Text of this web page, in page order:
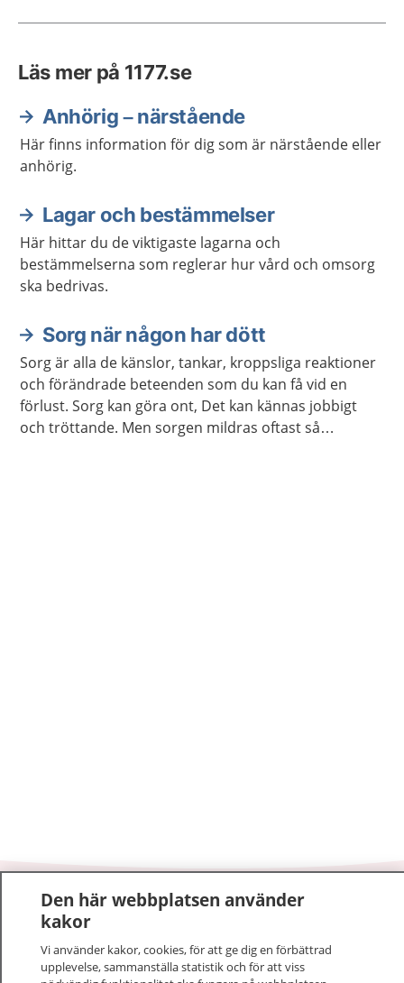
Läs mer på 1177.se
Anhörig – närstående
Här finns information för dig som är närstående eller
anhörig.
Lagar och bestämmelser
Här hittar du de viktigaste lagarna och
bestämmelserna som reglerar hur vård och omsorg
ska bedrivas.
Sorg när någon har dött
Sorg är alla de känslor, tankar, kroppsliga reaktioner
och förändrade beteenden som du kan få vid en
förlust. Sorg kan göra ont, Det kan kännas jobbigt
och tröttande. Men sorgen mildras oftast så
1177–tryggt om din hälsa och vård
På 1177.se får du råd om hälsa och information om
sjukdomar och vilka mottagningar du kan kontakta.
Den här webbplatsen använder
kakor
Vi använder kakor, cookies, för att ge dig en förbättrad
upplevelse, sammanställa statistik och för att viss